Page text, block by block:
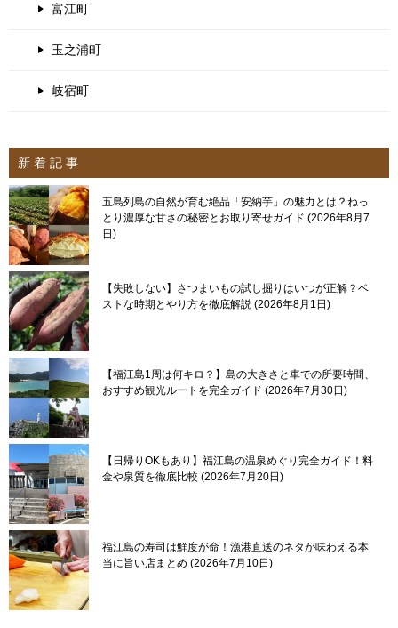
富江町
玉之浦町
岐宿町
新 着 記 事
五島列島の自然が育む絶品「安納芋」の魅力とは？ねっ
とり濃厚な甘さの秘密とお取り寄せガイド 2026年8月7
日
【失敗しない】さつまいもの試し掘りはいつが正解？ベ
ストな時期とやり方を徹底解説 2026年8月1日
【福江島1周は何キロ？】島の大きさと車での所要時間、
おすすめ観光ルートを完全ガイド 2026年7月30日
【日帰りOKもあり】福江島の温泉めぐり完全ガイド！料
金や泉質を徹底比較 2026年7月20日
福江島の寿司は鮮度が命！漁港直送のネタが味わえる本
当に旨い店まとめ 2026年7月10日